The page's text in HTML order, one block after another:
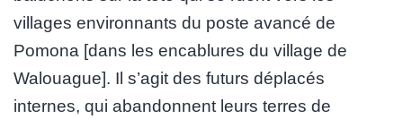
villages environnants du poste avancé de
Pomona [dans les encablures du village de
Walouague]. Il s’agit des futurs déplacés
internes, qui abandonnent leurs terres de